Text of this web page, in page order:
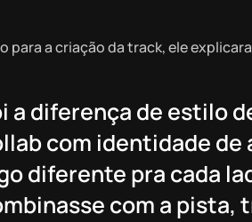
para a criação da track, ele
a diferença de estilo
com identidade de
diferente pra cada
com a pista,